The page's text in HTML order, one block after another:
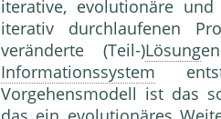
iterative, evolutionäre
iterativ durchlaufenen
veränderte (Teil-)Lösung
Informationssystem
Vorgehensmodell ist das